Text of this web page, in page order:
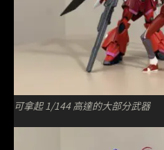
可拿起 1/144 高達的大部分武器